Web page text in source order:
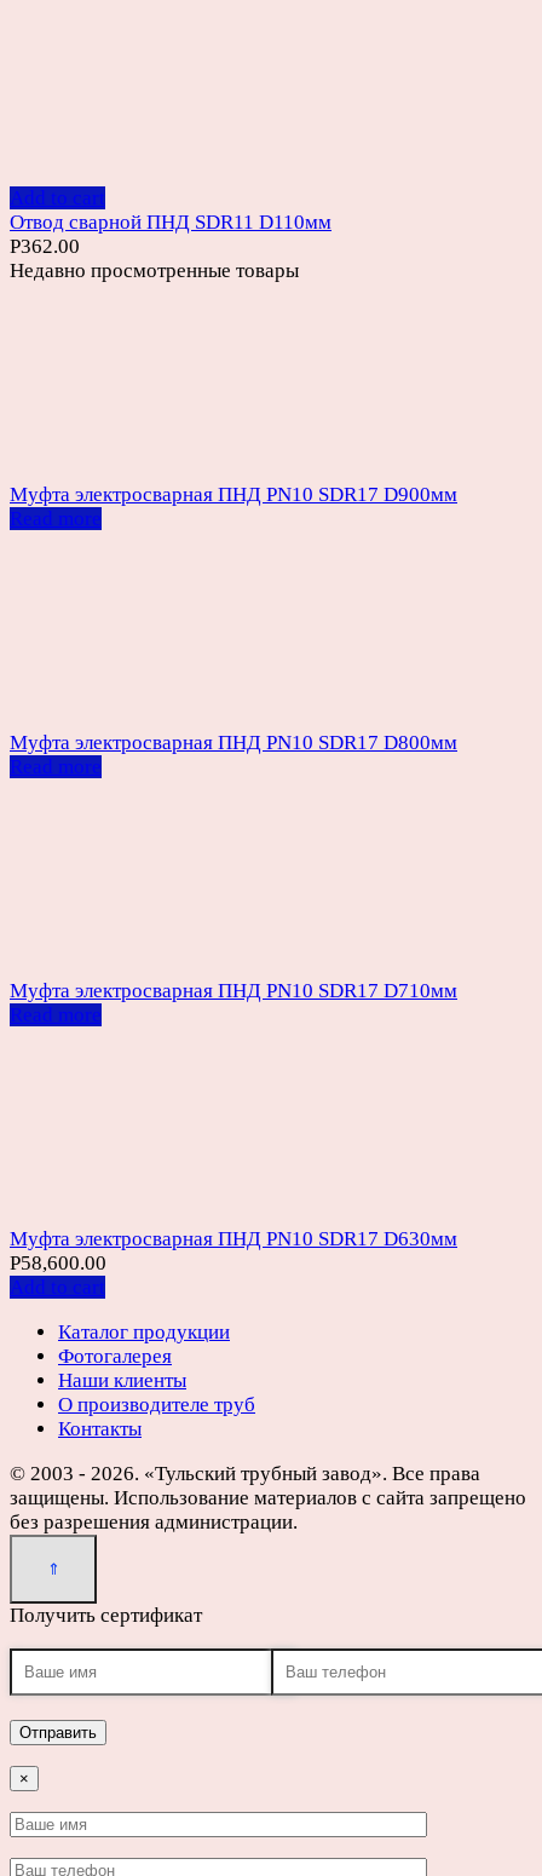
Add to cart
Отвод сварной ПНД SDR11 D110мм
Р362.00
Недавно просмотренные товары
Муфта электросварная ПНД PN10 SDR17 D900мм
Read more
Муфта электросварная ПНД PN10 SDR17 D800мм
Read more
Муфта электросварная ПНД PN10 SDR17 D710мм
Read more
Муфта электросварная ПНД PN10 SDR17 D630мм
Р58,600.00
Add to cart
Каталог продукции
Фотогалерея
Наши клиенты
О производителе труб
Контакты
© 2003 - 2026. «Тульский трубный завод». Все права
защищены. Использование материалов с сайта запрещено
без разрешения администрации.
Получить сертификат
×